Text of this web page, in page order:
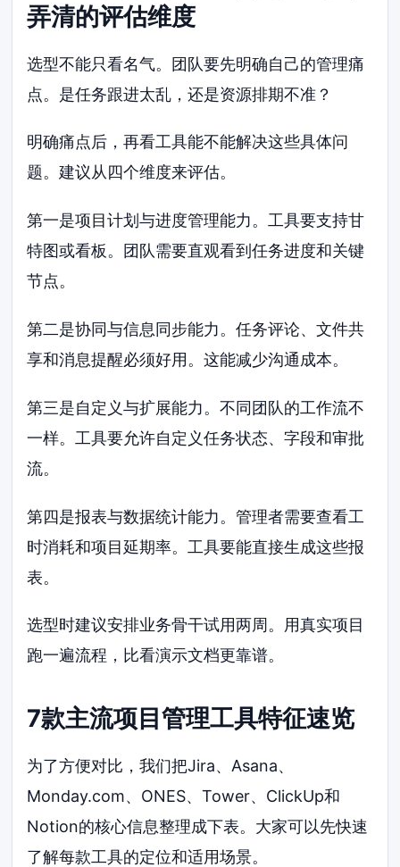
弄清的评估维度
选型不能只看名气。团队要先明确自己的管理痛
点。是任务跟进太乱，还是资源排期不准？
明确痛点后，再看工具能不能解决这些具体问
题。建议从四个维度来评估。
第一是项目计划与进度管理能力。工具要支持甘
特图或看板。团队需要直观看到任务进度和关键
节点。
第二是协同与信息同步能力。任务评论、文件共
享和消息提醒必须好用。这能减少沟通成本。
第三是自定义与扩展能力。不同团队的工作流不
一样。工具要允许自定义任务状态、字段和审批
流。
第四是报表与数据统计能力。管理者需要查看工
时消耗和项目延期率。工具要能直接生成这些报
表。
选型时建议安排业务骨干试用两周。用真实项目
跑一遍流程，比看演示文档更靠谱。
7款主流项目管理工具特征速览
为了方便对比，我们把Jira、Asana、
Monday.com、ONES、Tower、ClickUp和
Notion的核心信息整理成下表。大家可以先快速
了解每款工具的定位和适用场景。